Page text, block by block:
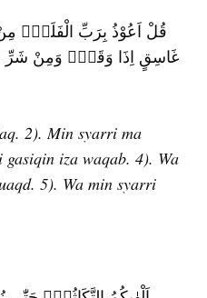
2). Min syarri ma
iza waqab. 4). Wa
5). Wa min syarri